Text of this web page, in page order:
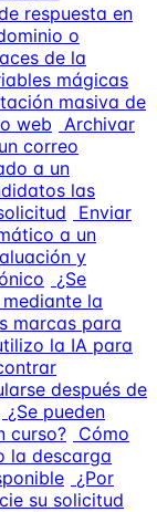
respuesta en
o
de la
mágicas
masiva de
web Archivar
correo
a un
las
Enviar
a un
y
¿Se
la
marcas para
la IA para
después de
¿Se pueden
curso? Cómo
la descarga
¿Por
su solicitud